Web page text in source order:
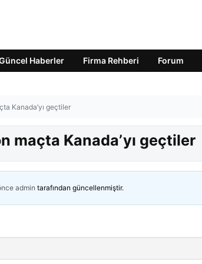
Haberler Firma Rehberi Forum
Kanada’yı geçtiler
maçta Kanada’yı geçtiler
admin tarafından güncellenmiştir.